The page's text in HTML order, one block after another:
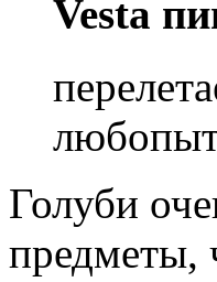
Vesta
Голуби
предметы,